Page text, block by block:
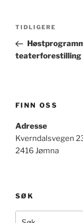
Forrige
innlegg
TIDLIGERE
teaterforestilling
FINN OSS
Adresse
Kverndalsvegen
2416 Jømna
SØK